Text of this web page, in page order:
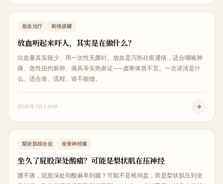
中医治疗
放血治疗 刺络拔罐
放血听起来吓人，其实是在做什么？
出血量其实很少、用一次性无菌针。放血是泻热祛瘀通络，适合咽喉肿
痛、急性扭伤瘀肿、痛风等实热瘀证——虚寒体质不宜。一次讲清是什
么、适合谁、流程、谁不能做。
2026年7月6分钟
疼痛解析
梨状肌综合征 坐骨神经痛
坐久了屁股深处酸痛？可能是梨状肌在压神经
腰不痛，屁股深处却酸麻串到腿？可能不是椎间盘，而是梨状肌压到坐